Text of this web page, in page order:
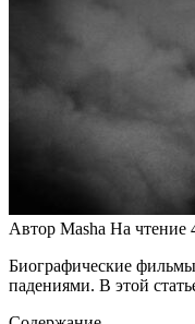
Автор Masha На чтение
Биографические
падениями. В этой